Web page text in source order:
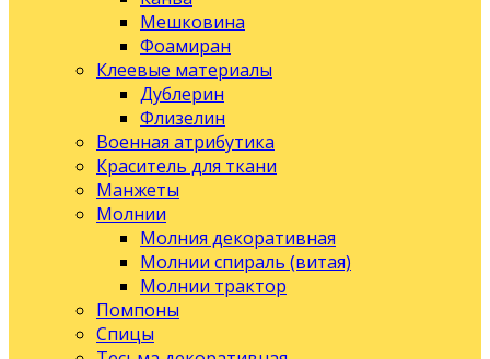
Мешковина
Фоамиран
Клеевые материалы
Дублерин
Флизелин
Военная атрибутика
Краситель для ткани
Манжеты
Молнии
Молния декоративная
Молнии спираль (витая)
Молнии трактор
Помпоны
Спицы